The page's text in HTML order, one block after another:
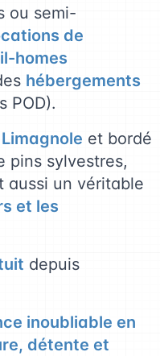
ou semi-
de
homes
hébergements
POD).
et bordé
pins sylvestres,
aussi un véritable
et les
depuis
inoubliable en
détente et